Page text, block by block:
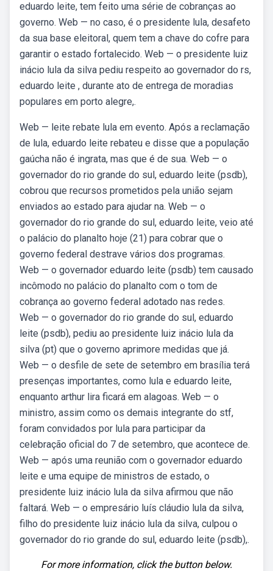
eduardo leite, tem feito uma série de cobranças ao
governo. Web — no caso, é o presidente lula, desafeto
da sua base eleitoral, quem tem a chave do cofre para
garantir o estado fortalecido. Web — o presidente luiz
inácio lula da silva pediu respeito ao governador do rs,
eduardo leite , durante ato de entrega de moradias
populares em porto alegre,.
Web — leite rebate lula em evento. Após a reclamação
de lula, eduardo leite rebateu e disse que a população
gaúcha não é ingrata, mas que é de sua. Web — o
governador do rio grande do sul, eduardo leite (psdb),
cobrou que recursos prometidos pela união sejam
enviados ao estado para ajudar na. Web — o
governador do rio grande do sul, eduardo leite, veio até
o palácio do planalto hoje (21) para cobrar que o
governo federal destrave vários dos programas.
Web — o governador eduardo leite (psdb) tem causado
incômodo no palácio do planalto com o tom de
cobrança ao governo federal adotado nas redes.
Web — o governador do rio grande do sul, eduardo
leite (psdb), pediu ao presidente luiz inácio lula da
silva (pt) que o governo aprimore medidas que já.
Web — o desfile de sete de setembro em brasília terá
presenças importantes, como lula e eduardo leite,
enquanto arthur lira ficará em alagoas. Web — o
ministro, assim como os demais integrante do stf,
foram convidados por lula para participar da
celebração oficial do 7 de setembro, que acontece de.
Web — após uma reunião com o governador eduardo
leite e uma equipe de ministros de estado, o
presidente luiz inácio lula da silva afirmou que não
faltará. Web — o empresário luís cláudio lula da silva,
filho do presidente luiz inácio lula da silva, culpou o
governador do rio grande do sul, eduardo leite (psdb),.
For more information, click the button below.